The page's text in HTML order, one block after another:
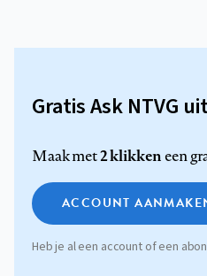
Gratis Ask NTVG
Maak met2 klikkeneen
ACCOUNT
Heb je al een account of een